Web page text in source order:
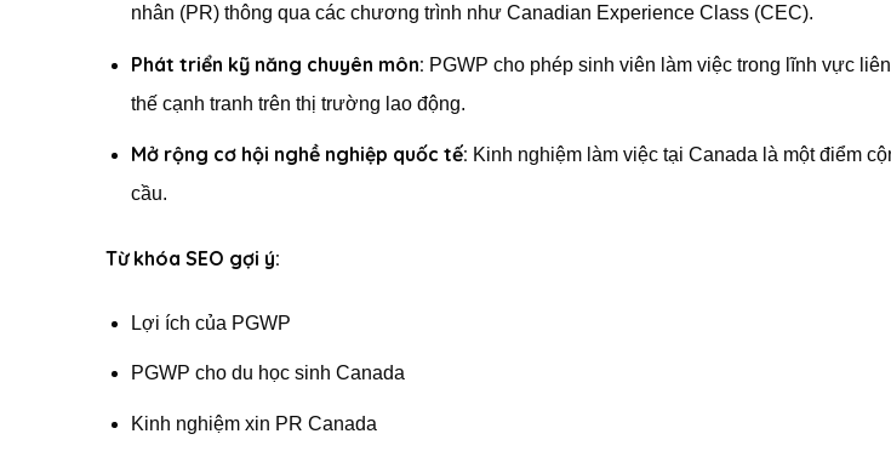
nhân (PR) thông qua các chương trình như Canadian Experience Class (CEC).
Phát triển kỹ năng chuyên môn: PGWP cho phép sinh viên làm việc trong lĩnh vực
thế cạnh tranh trên thị trường lao động.
Mở rộng cơ hội nghề nghiệp quốc tế: Kinh nghiệm làm việc tại Canada là một điểm
cầu.
Từ khóa SEO gợi ý:
Lợi ích của PGWP
PGWP cho du học sinh Canada
Kinh nghiệm xin PR Canada